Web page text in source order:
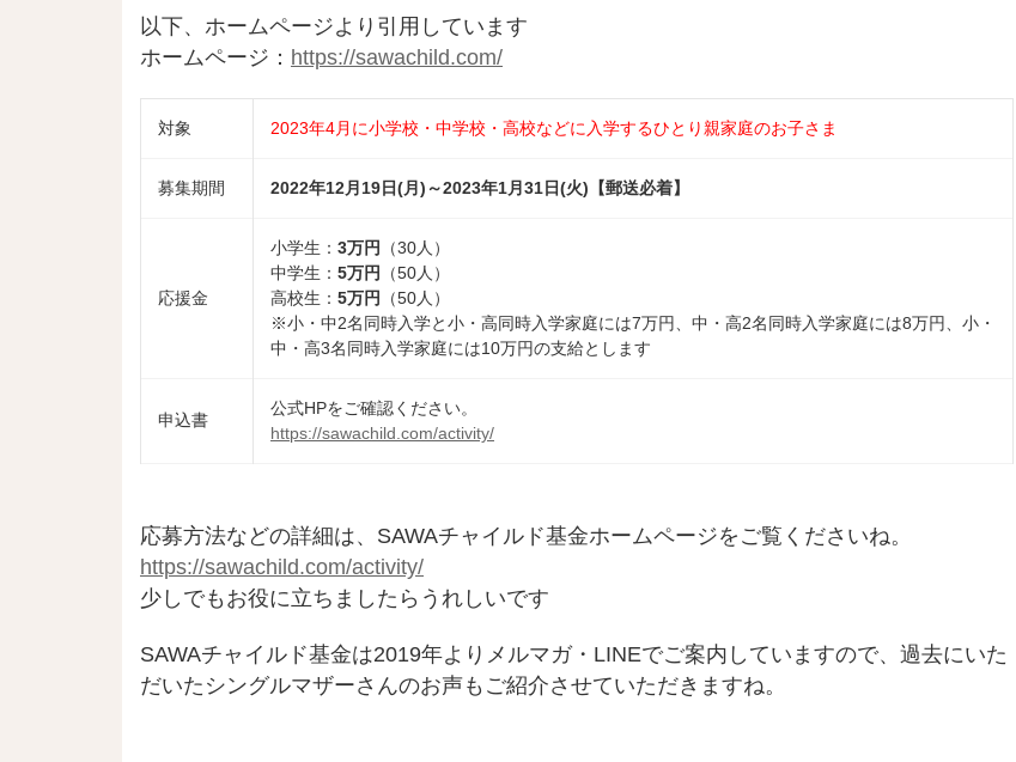
以下、ホームページより引用しています
ホームページ： https://sawachild.com/
対象 2023年4月に小学校・中学校・高校などに入学するひとり親家庭のお子さま
募集期間 2022年12月19日(月)～2023年1月31日(火)【郵送必着】
応援金
小学生： 3万円
（30人）
中学生： 5万円
（50人）
高校生： 5万円
（50人）
※小・中2名同時入学と小・高同時入学家庭には7万円、中・高2名同時入学家庭には8万円、小・
中・高3名同時入学家庭には10万円の支給とします
申込書
公式HPをご確認ください。
https://sawachild.com/activity/
応募方法などの詳細は、SAWAチャイルド基金ホームページをご覧くださいね。
https://sawachild.com/activity/
少しでもお役に立ちましたらうれしいです
SAWAチャイルド基金は2019年よりメルマガ・LINEでご案内していますので、過去にいた
だいたシングルマザーさんのお声もご紹介させていただきますね。